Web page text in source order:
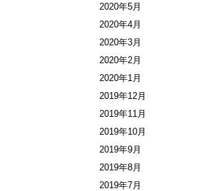
2020年5月
2020年4月
2020年3月
2020年2月
2020年1月
2019年12月
2019年11月
2019年10月
2019年9月
2019年8月
2019年7月